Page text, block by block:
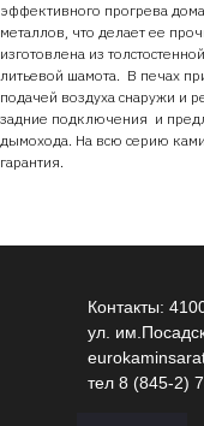
эффективного прогрева
металлов, что делает ее
изготовлена из
литьевой шамота. В печах
подачей воздуха снаружи и
задние подключения и
дымохода. На всю серию
гарантия.
Контакты:
ул.
тел 8 (845-2)